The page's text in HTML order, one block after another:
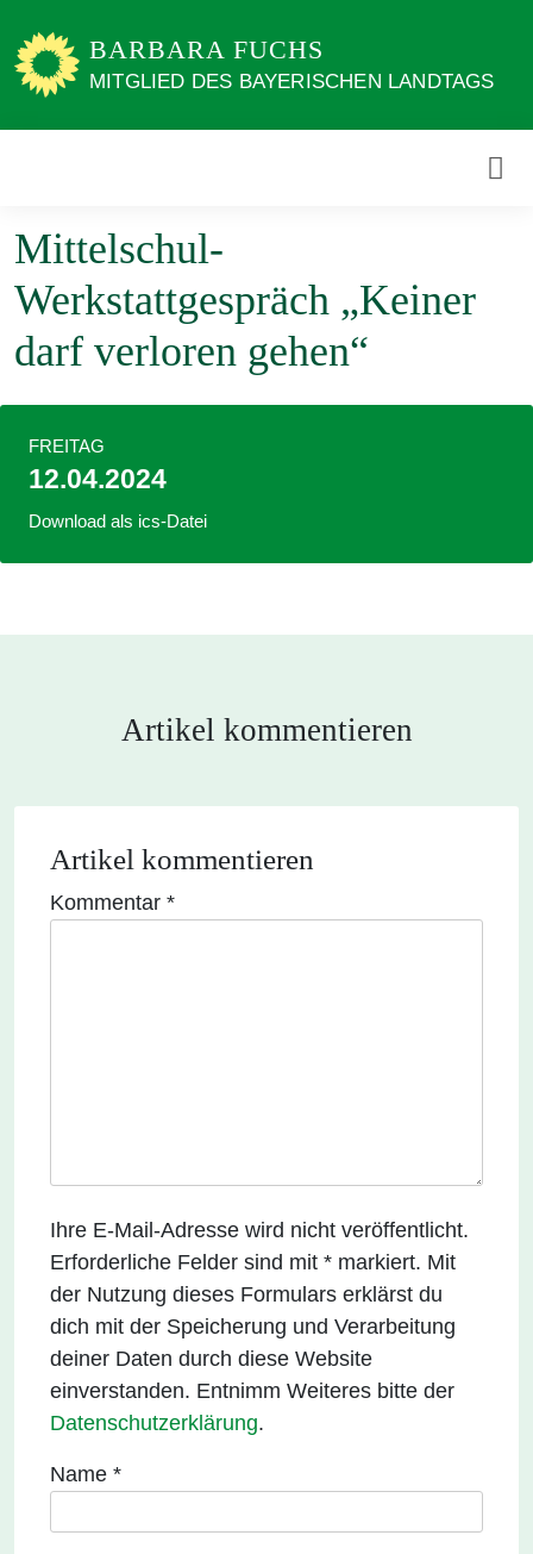
zum
Inhalt
BARBARA FUCHS
MITGLIED DES BAYERISCHEN LANDTAGS
Mittelschul-
Werkstattgespräch „Keiner
darf verloren gehen“
FREITAG
12.04.2024
Download als ics-Datei
Artikel kommentieren
Artikel kommentieren
Kommentar *
Ihre E-Mail-Adresse wird nicht veröffentlicht.
Erforderliche Felder sind mit * markiert. Mit
der Nutzung dieses Formulars erklärst du
dich mit der Speicherung und Verarbeitung
deiner Daten durch diese Website
einverstanden. Entnimm Weiteres bitte der
Datenschutzerklärung.
Name *